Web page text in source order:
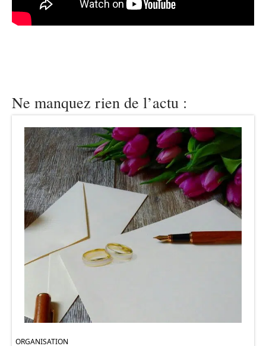
Ne manquez rien de l’actu :
ORGANISATION